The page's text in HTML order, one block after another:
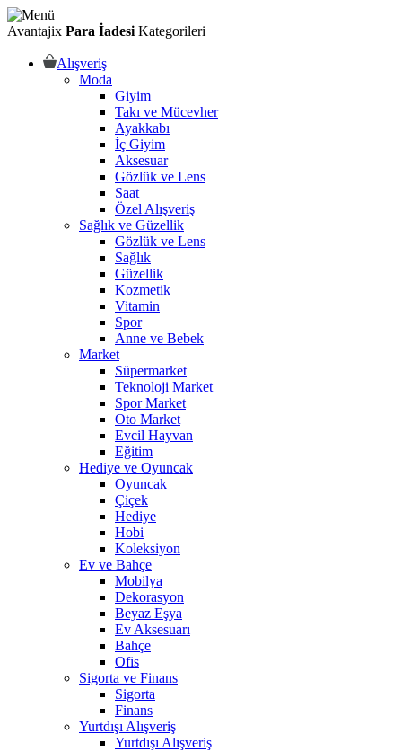
Avantajix Para İadesi Kategorileri
Alışveriş
Moda
Giyim
Takı ve Mücevher
Ayakkabı
İç Giyim
Aksesuar
Gözlük ve Lens
Saat
Özel Alışveriş
Sağlık ve Güzellik
Gözlük ve Lens
Sağlık
Güzellik
Kozmetik
Vitamin
Spor
Anne ve Bebek
Market
Süpermarket
Teknoloji Market
Spor Market
Oto Market
Evcil Hayvan
Eğitim
Hediye ve Oyuncak
Oyuncak
Çiçek
Hediye
Hobi
Koleksiyon
Ev ve Bahçe
Mobilya
Dekorasyon
Beyaz Eşya
Ev Aksesuarı
Bahçe
Ofis
Sigorta ve Finans
Sigorta
Finans
Yurtdışı Alışveriş
Yurtdışı Alışveriş